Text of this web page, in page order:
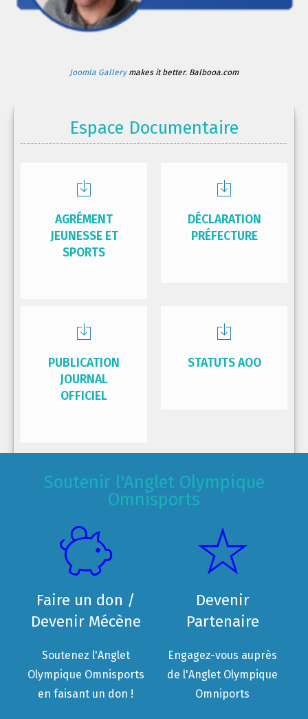
Joomla Gallerymakes it better. Balbooa.com
Espace Documentaire
AGRÉMENT
JEUNESSE ET
SPORTS
DÉCLARATION
PRÉFECTURE
PUBLICATION
JOURNAL
OFFICIEL
STATUTS AOO
Soutenir l'Anglet Olympique
Omnisports
Faire un don /
Devenir Mécène
Soutenez l'Anglet
Olympique Omnisports
en faisant un don !
Devenir
Partenaire
Engagez-vous auprès
de l'Anglet Olympique
Omniports